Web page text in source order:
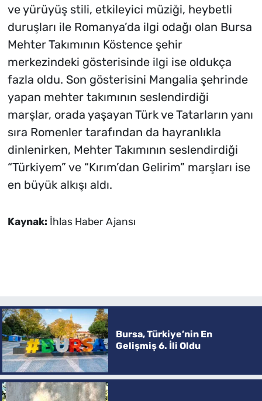
ve yürüyüş stili, etkileyici müziği, heybetli
duruşları ile Romanya’da ilgi odağı olan Bursa
Mehter Takımının Köstence şehir
merkezindeki gösterisinde ilgi ise oldukça
fazla oldu. Son gösterisini Mangalia şehrinde
yapan mehter takımının seslendirdiği
marşlar, orada yaşayan Türk ve Tatarların yanı
sıra Romenler tarafından da hayranlıkla
dinlenirken, Mehter Takımının seslendirdiği
“Türkiyem” ve “Kırım’dan Gelirim” marşları ise
en büyük alkışı aldı.
Kaynak: İhlas Haber Ajansı
Bursa, Türkiye’nin En
Gelişmiş 6. İli Oldu